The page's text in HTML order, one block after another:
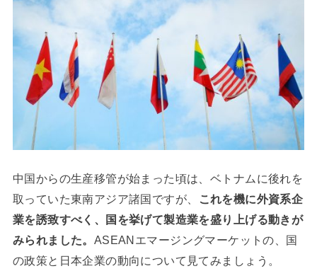
中国からの生産移管が始まった頃は、ベトナムに後れを
取っていた東南アジア諸国ですが、
これを機に外資系企
業を誘致すべく、国を挙げて製造業を盛り上げる動きが
みられました。 ASEANエマージングマーケットの、国
の政策と日本企業の動向について見てみましょう。